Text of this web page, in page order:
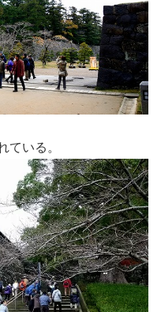
ている。